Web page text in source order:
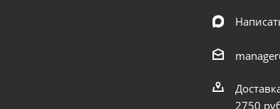
2750